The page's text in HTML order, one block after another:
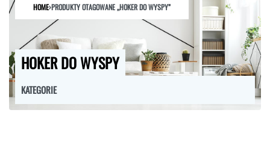
HOME›PRODUKTY OTAGOWANE „HOKER DO WYSPY”
HOKER DO WYSPY
KATEGORIE